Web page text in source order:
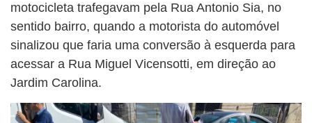
motocicleta trafegavam pela Rua Antonio Sia, no
sentido bairro, quando a motorista do automóvel
sinalizou que faria uma conversão à esquerda para
acessar a Rua Miguel Vicensotti, em direção ao
Jardim Carolina.